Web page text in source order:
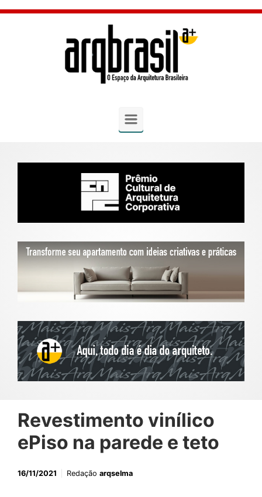
Skip to main content
Revestimento vinílico
ePiso na parede e teto
16/11/2021 Redação arqselma